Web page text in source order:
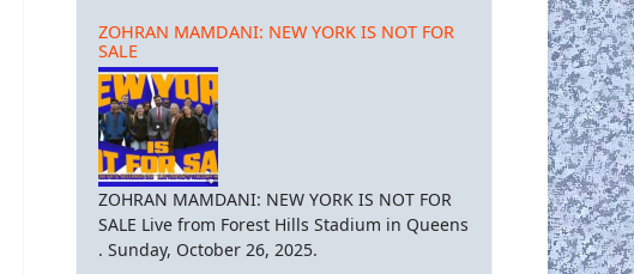
ZOHRAN MAMDANI: NEW YORK IS NOT FOR
SALE
ZOHRAN MAMDANI: NEW YORK IS NOT FOR
SALE Live from Forest Hills Stadium in Queens
. Sunday, October 26, 2025.